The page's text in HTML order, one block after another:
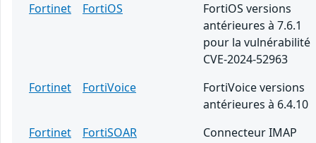
Fortinet
FortiOS
FortiOS versions
antérieures à 7.6.1
pour la vulnérabilité
CVE-2024-52963
Fortinet
FortiVoice
FortiVoice versions
antérieures à 6.4.10
Fortinet
FortiSOAR
Connecteur IMAP